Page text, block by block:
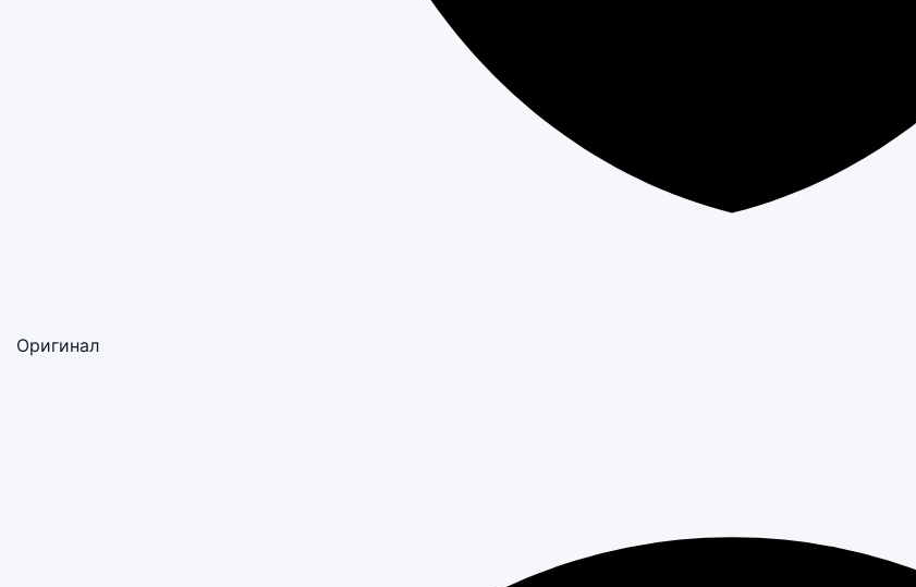
Оригинал